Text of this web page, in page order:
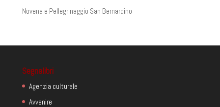
Novena e Pellegrinaggio San Bernardino
Segnalibri
Agenzia culturale
Avvenire